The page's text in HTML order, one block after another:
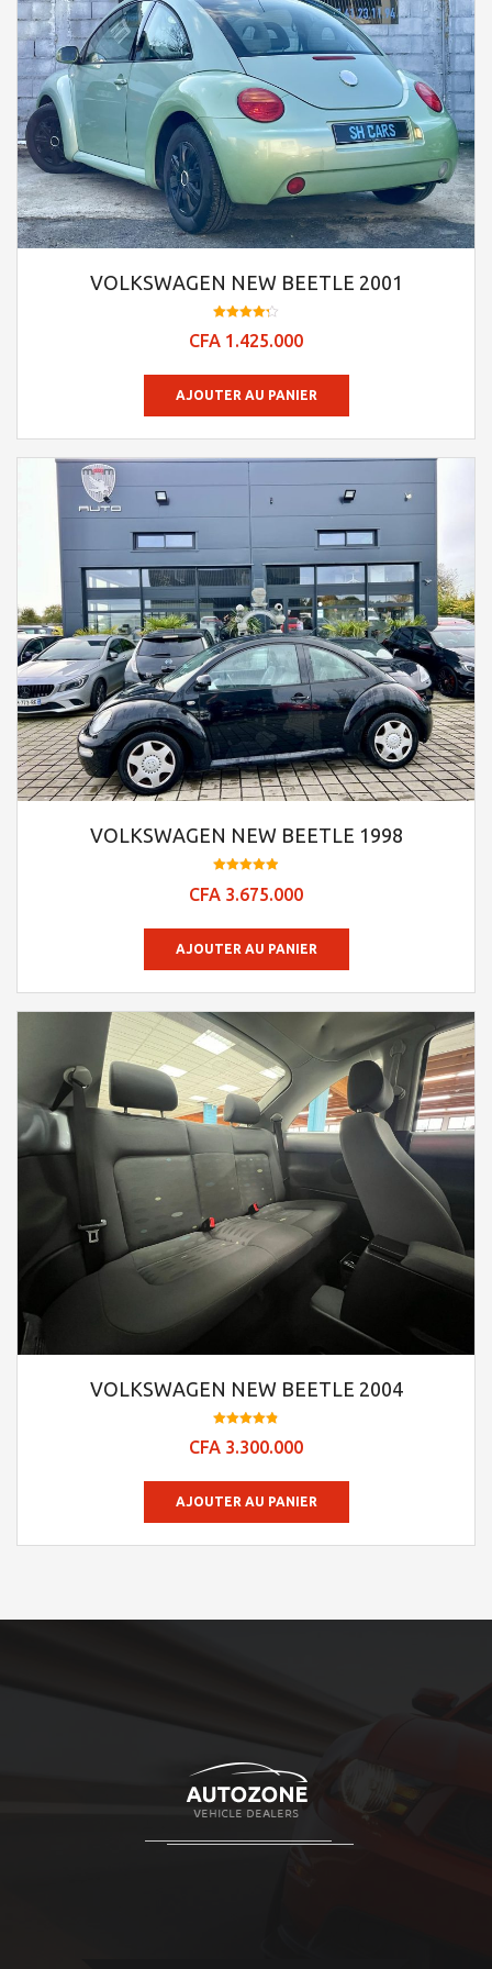
VOLKSWAGEN NEW BEETLE 2001
4.23
CFA 1.425.000
AJOUTER AU PANIER
VOLKSWAGEN NEW BEETLE 1998
4.9
CFA 3.675.000
AJOUTER AU PANIER
VOLKSWAGEN NEW BEETLE 2004
4.84
CFA 3.300.000
AJOUTER AU PANIER